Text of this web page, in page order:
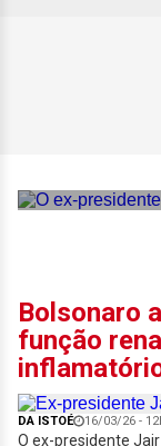
Bolsonaro
função
DA ISTOÉ 16/03/26 -
O ex-presidente